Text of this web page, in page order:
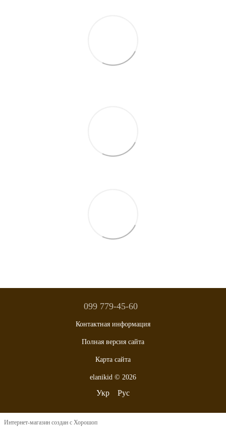
099 779-45-60
Контактная информация
Полная версия сайта
Карта сайта
elanikid © 2026
Укр Рус
Интернет-магазин создан с Хорошоп